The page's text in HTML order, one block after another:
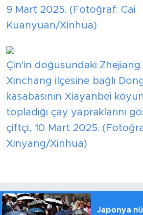
9 Mart 2025. (Fotoğraf: Cai
Kuanyuan/Xinhua)
Çin'in doğusundaki
Xinchang ilçesine bağlı
kasabasının Xiayanbei
topladığı çay yapraklarını
çiftçi, 10 Mart 2025.
Xinyang/Xinhua)
Japonya